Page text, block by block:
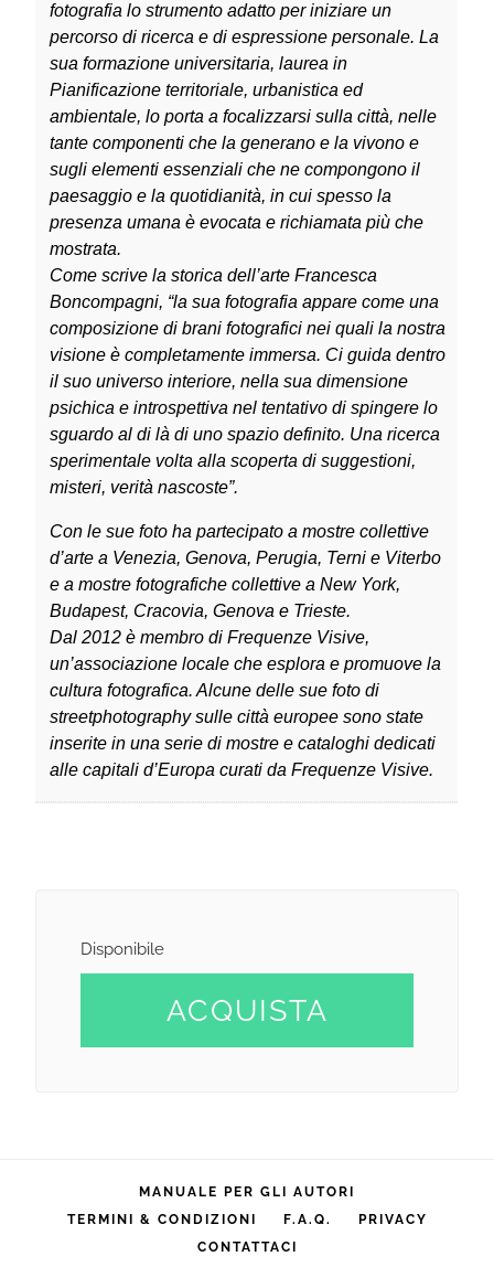
fotografia lo strumento adatto per iniziare un
percorso di ricerca e di espressione personale. La
sua formazione universitaria, laurea in
Pianificazione territoriale, urbanistica ed
ambientale, lo porta a focalizzarsi sulla città, nelle
tante componenti che la generano e la vivono e
sugli elementi essenziali che ne compongono il
paesaggio e la quotidianità, in cui spesso la
presenza umana è evocata e richiamata più che
mostrata.
Come scrive la storica dell’arte Francesca
Boncompagni, “la sua fotografia appare come una
composizione di brani fotografici nei quali la nostra
visione è completamente immersa. Ci guida dentro
il suo universo interiore, nella sua dimensione
psichica e introspettiva nel tentativo di spingere lo
sguardo al di là di uno spazio definito. Una ricerca
sperimentale volta alla scoperta di suggestioni,
misteri, verità nascoste”.
Con le sue foto ha partecipato a mostre collettive
d’arte a Venezia, Genova, Perugia, Terni e Viterbo
e a mostre fotografiche collettive a New York,
Budapest, Cracovia, Genova e Trieste.
Dal 2012 è membro di Frequenze Visive,
un’associazione locale che esplora e promuove la
cultura fotografica. Alcune delle sue foto di
streetphotography sulle città europee sono state
inserite in una serie di mostre e cataloghi dedicati
alle capitali d’Europa curati da Frequenze Visive.
Disponibile
ACQUISTA
MANUALE PER GLI AUTORI
TERMINI & CONDIZIONI
F.A.Q.
PRIVACY
CONTATTACI